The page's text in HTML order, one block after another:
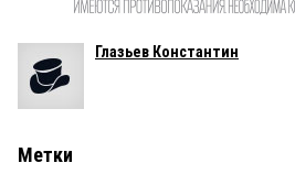
Глазьев Константин
Метки